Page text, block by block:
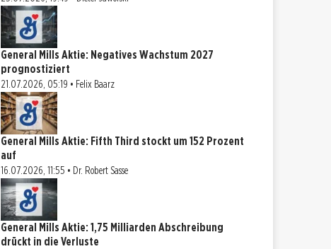
General Mills Aktie: Negatives Wachstum 2027
prognostiziert
21.07.2026, 05:19 • Felix Baarz
General Mills Aktie: Fifth Third stockt um 152 Prozent
auf
16.07.2026, 11:55 • Dr. Robert Sasse
General Mills Aktie: 1,75 Milliarden Abschreibung
drückt in die Verluste